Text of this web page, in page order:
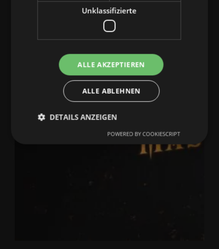
Unklassifizierte
ALLE AKZEPTIEREN
ALLE ABLEHNEN
DETAILS ANZEIGEN
POWERED BY COOKIESCRIPT